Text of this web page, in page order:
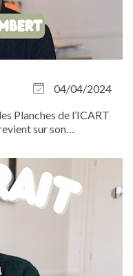
04/04/2024
Planches de l’ICART
sur son